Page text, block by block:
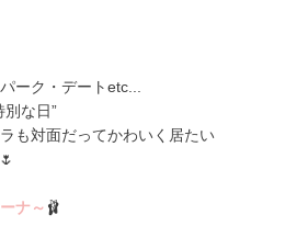
ーク・デートetc...
別な日”
も対面だってかわいく居たい
ーナ～ 🩰